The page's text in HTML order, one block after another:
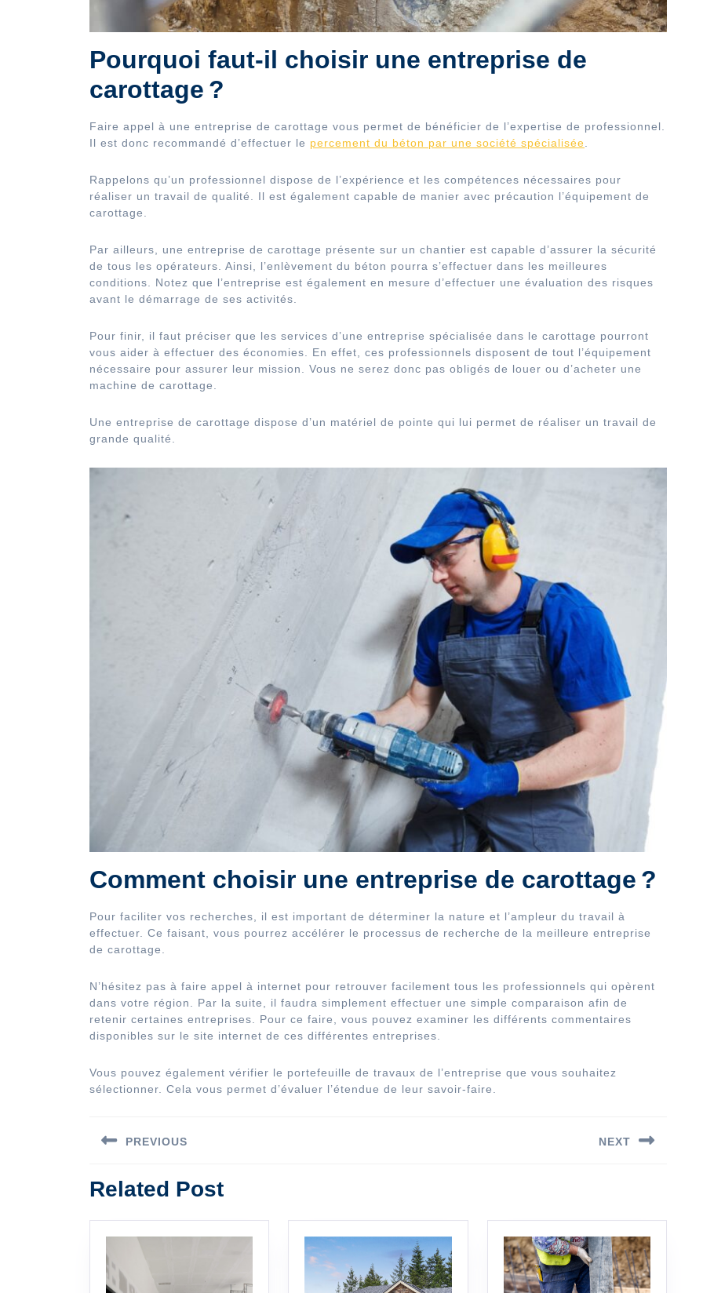
Pourquoi faut-il choisir une entreprise de
carottage ?
Faire appel à une entreprise de carottage vous permet de bénéficier de l’expertise de professionnel.
Il est donc recommandé d’effectuer le percement du béton par une société spécialisée
Rappelons qu’un professionnel dispose de l’expérience et les compétences nécessaires pour
réaliser un travail de qualité. Il est également capable de manier avec précaution l’équipement de
carottage.
Par ailleurs, une entreprise de carottage présente sur un chantier est capable d’assurer la sécurité
de tous les opérateurs. Ainsi, l’enlèvement du béton pourra s’effectuer dans les meilleures
conditions. Notez que l’entreprise est également en mesure d’effectuer une évaluation des risques
avant le démarrage de ses activités.
Pour finir, il faut préciser que les services d’une entreprise spécialisée dans le carottage pourront
vous aider à effectuer des économies. En effet, ces professionnels disposent de tout l’équipement
nécessaire pour assurer leur mission. Vous ne serez donc pas obligés de louer ou d’acheter une
machine de carottage.
Une entreprise de carottage dispose d’un matériel de pointe qui lui permet de réaliser un travail de
grande qualité.
Comment choisir une entreprise de carottage ?
Pour faciliter vos recherches, il est important de déterminer la nature et l’ampleur du travail à
effectuer. Ce faisant, vous pourrez accélérer le processus de recherche de la meilleure entreprise
de carottage.
N’hésitez pas à faire appel à internet pour retrouver facilement tous les professionnels qui opèrent
dans votre région. Par la suite, il faudra simplement effectuer une simple comparaison afin de
retenir certaines entreprises. Pour ce faire, vous pouvez examiner les différents commentaires
disponibles sur le site internet de ces différentes entreprises.
Vous pouvez également vérifier le portefeuille de travaux de l’entreprise que vous souhaitez
sélectionner. Cela vous permet d’évaluer l’étendue de leur savoir-faire.
de
l’article
PREVIOUS
post:
NEXT
Related Post